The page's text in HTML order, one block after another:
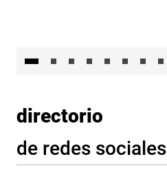
directorio
de redes sociales